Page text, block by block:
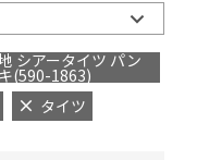
シアータイツ パン
(590-1863)
タイツ